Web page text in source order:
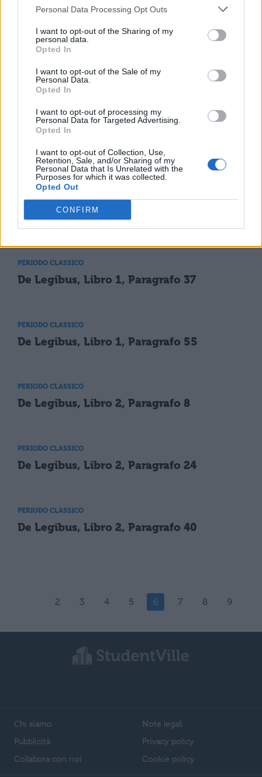
Personal Data Processing Opt Outs
I want to opt-out of the Sharing of my
personal data.
Opted In
I want to opt-out of the Sale of my
Personal Data.
Opted In
I want to opt-out of processing my
Personal Data for Targeted Advertising.
Opted In
I want to opt-out of Collection, Use,
Retention, Sale, and/or Sharing of my
Personal Data that Is Unrelated with the
Purposes for which it was collected.
Opted Out
CONFIRM
De Legibus, Libro 3, Paragrafo 33
PERIODO CLASSICO
De Legibus, Libro 3, Paragrafo 49
De Legibus, Libro 1,Paragrafo 4
PERIODO CLASSICO
De Legibus, Libro 1, Paragrafo 21
PERIODO CLASSICO
De Legibus, Libro 1, Paragrafo 37
PERIODO CLASSICO
De Legibus, Libro 1, Paragrafo 55
PERIODO CLASSICO
De Legibus, Libro 2, Paragrafo 8
PERIODO CLASSICO
De Legibus, Libro 2, Paragrafo 24
PERIODO CLASSICO
De Legibus, Libro 2, Paragrafo 40
2 3 4 5 6 7 8 9
Chi siamo
Pubblicità
Collabora con noi
Note legali
Privacy policy
Cookie policy